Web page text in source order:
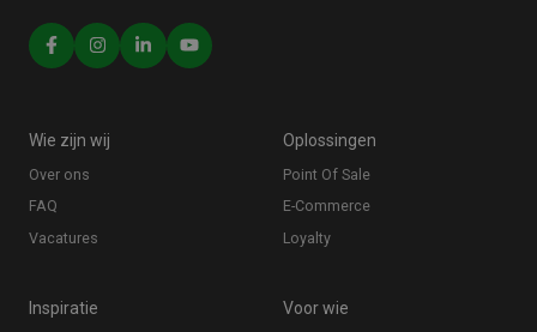
Wie zijn wij
Over ons
FAQ
Vacatures
Oplossingen
Point Of Sale
E-Commerce
Loyalty
Inspiratie Voor wie